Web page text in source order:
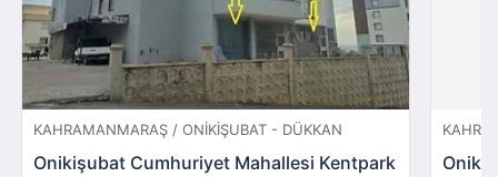
KAHRAMANMARAŞ / ONIKIŞUBAT - DÜKKAN
Onikişubat Cumhuriyet Mahallesi Kentpark